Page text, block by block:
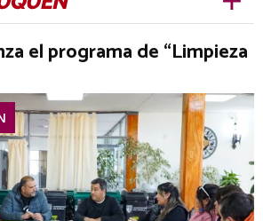
el programa de “Limpieza